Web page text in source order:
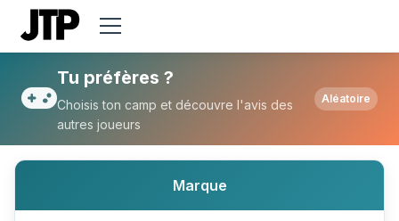
Tu préfères Would you rather ou Tu
Tu préfères ?
Choisis ton camp et découvre l'avis des
autres joueurs
Aléatoire
Marque